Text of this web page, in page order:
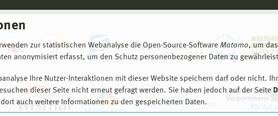
zur statistischen Webanalyse die Open-Source-Software Matomo, um
anonymisiert erfasst, um den Schutz personenbezogener Daten zu
Ihre Nutzer-Interaktionen mit dieser Website speichern darf oder nicht.
dieser Seite nicht erneut gefragt werden. Sie haben jedoch auf der Seite
auch weitere Informationen zu den gespeicherten Daten.